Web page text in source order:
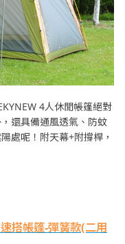
4人休閒帳篷絕對
還具備通風透氣、防蚊
處呢！附天幕+附撐桿，
搭帳篷-彈簧款(二用